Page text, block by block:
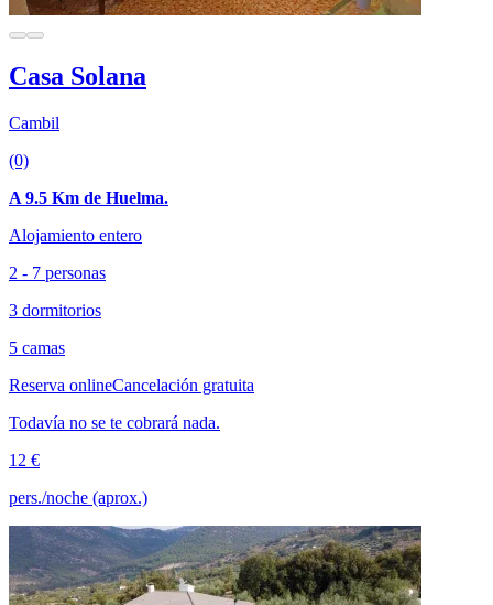
Casa Solana
Cambil
(0)
A 9.5 Km de Huelma.
Alojamiento entero
2 - 7 personas
3 dormitorios
5 camas
Reserva onlineCancelación gratuita
Todavía no se te cobrará nada.
12 €
pers./noche (aprox.)